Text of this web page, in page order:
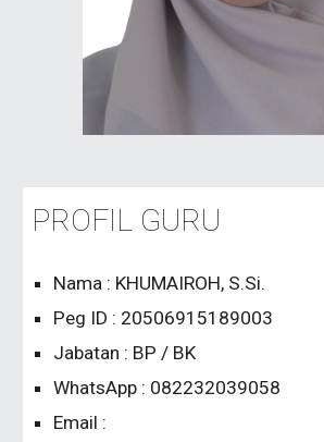
PROFIL GURU
Nama : KHUMAIROH, S.Si.
Peg ID : 20506915189003
Jabatan : BP / BK
WhatsApp : 082232039058
Email :